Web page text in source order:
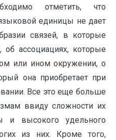
отметить, что
единицы не дает
связей, в которые
об ассоциациях, которые
или ином окружении, о
она приобретает при
Все это еще больше
ввиду сложности их
и высокого удельного
из них. Кроме того,